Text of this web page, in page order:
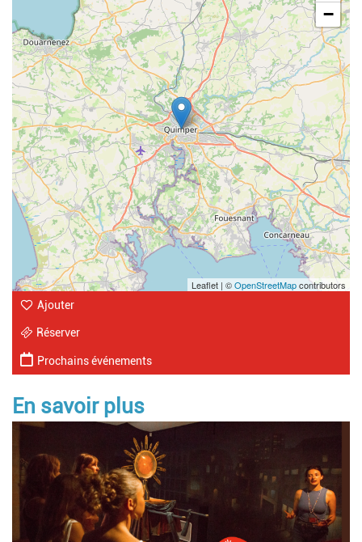
−
Leaflet | ©OpenStreetMapcontributors
Ajouter
Réserver
Prochains événements
En savoir plus